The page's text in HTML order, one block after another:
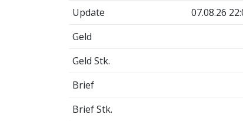
Update
07.08.26
Geld
Geld Stk.
Brief
Brief Stk.